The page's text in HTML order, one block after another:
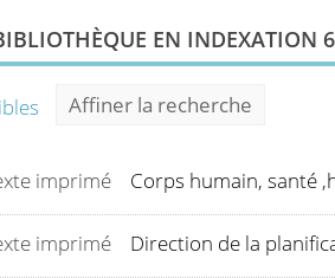
EN INDEXATION
Affiner la recherche
Corps humain, santé
Direction de la